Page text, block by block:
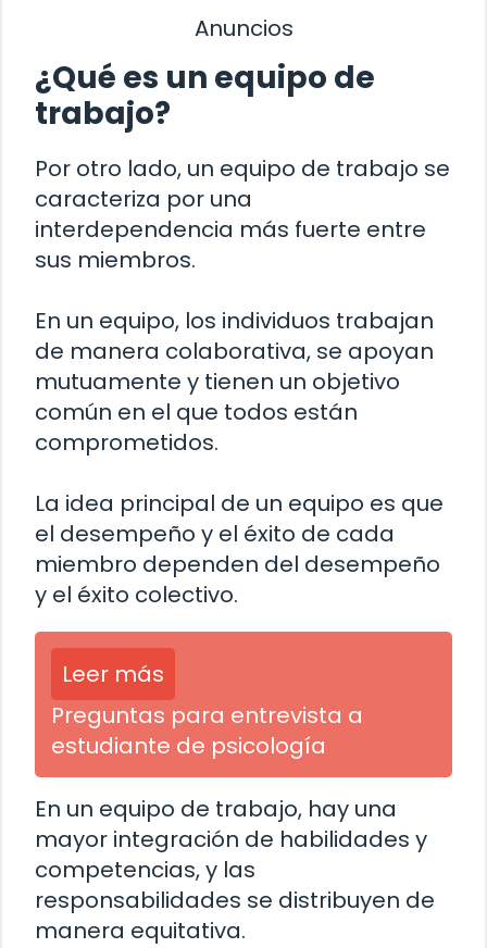
Anuncios
¿Qué es un equipo de
trabajo?
Por otro lado, un equipo de trabajo se
caracteriza por una
interdependencia más fuerte entre
sus miembros.
En un equipo, los individuos trabajan
de manera colaborativa, se apoyan
mutuamente y tienen un objetivo
común en el que todos están
comprometidos.
La idea principal de un equipo es que
el desempeño y el éxito de cada
miembro dependen del desempeño
y el éxito colectivo.
Leer más
Preguntas para entrevista a
estudiante de psicología
En un equipo de trabajo, hay una
mayor integración de habilidades y
competencias, y las
responsabilidades se distribuyen de
manera equitativa.